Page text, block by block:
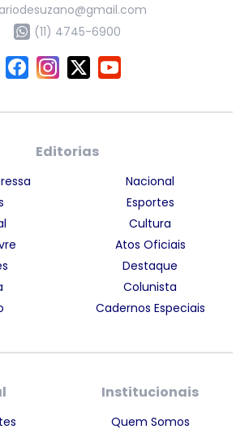
(11) 4745-6900
Editorias
Nacional
Esportes
Cultura
Atos Oficiais
Destaque
Colunista
Cadernos Especiais
Institucionais
Quem Somos